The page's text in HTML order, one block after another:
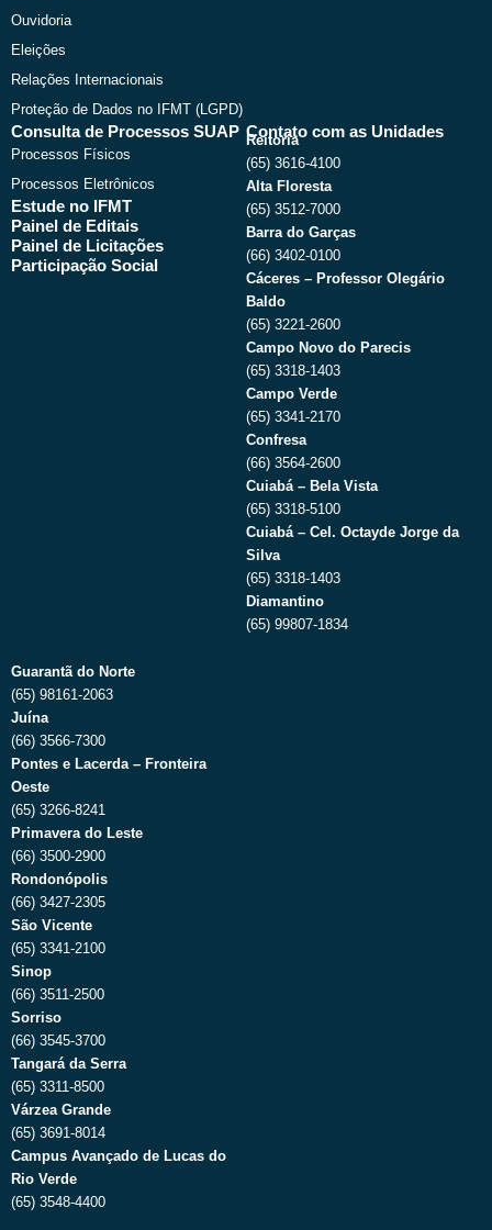
Ouvidoria
Eleições
Relações Internacionais
Proteção de Dados no IFMT (LGPD)
Consulta de Processos SUAP
Processos Físicos
Processos Eletrônicos
Estude no IFMT
Painel de Editais
Painel de Licitações
Participação Social
Contato com as Unidades
Reitoria
(65) 3616-4100
Alta Floresta
(65) 3512-7000
Barra do Garças
(66) 3402-0100
Cáceres – Professor Olegário
Baldo
(65) 3221-2600
Campo Novo do Parecis
(65) 3318-1403
Campo Verde
(65) 3341-2170
Confresa
(66) 3564-2600
Cuiabá – Bela Vista
(65) 3318-5100
Cuiabá – Cel. Octayde Jorge da
Silva
(65) 3318-1403
Diamantino
(65) 99807-1834
Guarantã do Norte
(65) 98161-2063
Juína
(66) 3566-7300
Pontes e Lacerda – Fronteira
Oeste
(65) 3266-8241
Primavera do Leste
(66) 3500-2900
Rondonópolis
(66) 3427-2305
São Vicente
(65) 3341-2100
Sinop
(66) 3511-2500
Sorriso
(66) 3545-3700
Tangará da Serra
(65) 3311-8500
Várzea Grande
(65) 3691-8014
Campus Avançado de Lucas do
Rio Verde
(65) 3548-4400